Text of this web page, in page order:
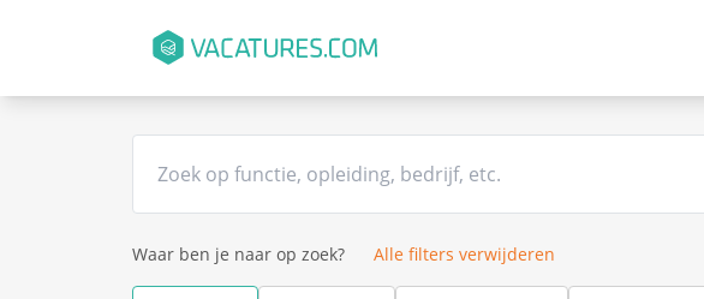
Waar ben je naar op zoek? Alle filters verwijderen